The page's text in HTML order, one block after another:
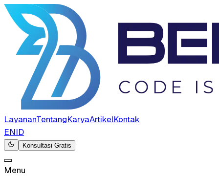
LayananTentangKaryaArtikelKontak
ENID
Konsultasi Gratis
Menu